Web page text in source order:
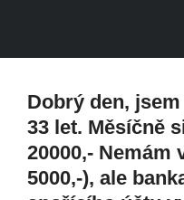
Dobrý den,
33 let. Měsíčně
20000,- Nemám
5000,-), ale